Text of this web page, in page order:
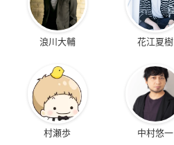
浪川大輔 花江夏樹
村瀬歩 中村悠一